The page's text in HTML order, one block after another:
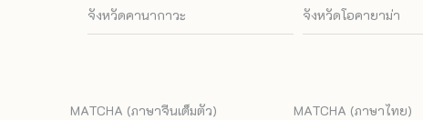
จังหวัดคานากาวะ จังหวัดโอคายาม่า
MATCHA (ภาษาจีนเต็มตัว) MATCHA (ภาษาไทย)